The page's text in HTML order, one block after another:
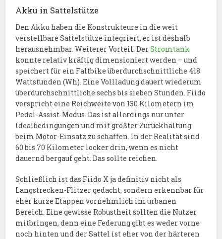
Akku in Sattelstütze
Den Akku haben die Konstrukteure in die weit
verstellbare Sattelstütze integriert, er ist deshalb
herausnehmbar. Weiterer Vorteil: DerStromtank
konnte relativ kräftig dimensioniert werden – und
speichert für ein Faltbike überdurchschnittliche 418
Wattstunden (Wh). Eine Vollladung dauert wiederum
überdurchschnittliche sechs bis sieben Stunden. Fiido
verspricht eine Reichweite von 130 Kilometern im
Pedal-Assist-Modus. Das ist allerdings nur unter
Idealbedingungen und mit größter Zurückhaltung
beim Motor-Einsatz zu schaffen. In der Realität sind
60 bis 70 Kilometer locker drin, wenn es nicht
dauernd bergauf geht. Das sollte reichen.
Schließlich ist das Fiido X ja definitiv nicht als
Langstrecken-Flitzer gedacht, sondern erkennbar für
eher kurze Etappen vornehmlich im urbanen
Bereich. Eine gewisse Robustheit sollten die Nutzer
mitbringen, denn eine Federung gibt es weder vorne
noch hinten und der Sattel ist eher von der härteren